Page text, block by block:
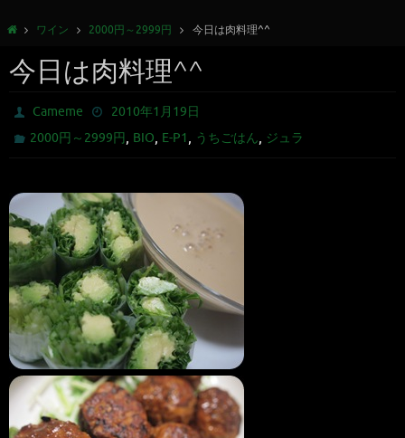
ワイン 2000円～2999円 今日は肉料理^^
今日は肉料理^^
Cameme
2010年1月19日
2000円～2999円 , BIO, E-P1 , うちごはん, ジュラ